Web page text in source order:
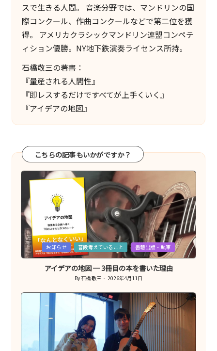
スで生きる人間。 音楽分野では、マンドリンの国
際コンクール、作曲コンクールなどで第二位を獲
得。 アメリカクラシックマンドリン連盟コンペテ
ィション優勝。NY地下鉄演奏ライセンス所持。
石橋敬三の著書：
『量産される人間性』
『即レスするだけですべてが上手くいく』
『アイデアの地図』
こちらの記事もいかがですか？
Posted
in
お知らせ 普段考えていること 書籍出版・執筆
アイデアの地図 ─ 3冊目の本を書いた理由
Posted
by
By石橋 敬三 2026年4月11日